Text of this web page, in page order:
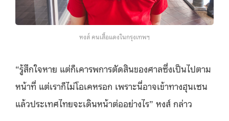
หงส์ คนเสื้อแดงในกรุงเทพฯ
“รู้สึกใจหาย แต่ก็เคารพการตัดสินของศาลซึ่งเป็นไปตาม
หน้าที่ แต่เราก็ไม่โอเคหรอก เพราะนี่อาจเข้าทางฮุนเซน
แล้วประเทศไทยจะเดินหน้าต่ออย่างไร” หงส์ กล่าว